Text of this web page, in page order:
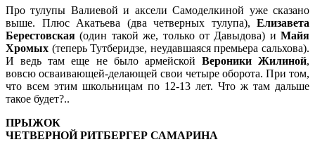
Про тулупы Валиевой и аксели Самоделкиной уже сказано
выше. Плюс Акатьева (два четверных тулупа), Елизавета
Берестовская (один такой же, только от Давыдова) и Майя
Хромых (теперь Тутберидзе, неудавшаяся премьера сальхова).
И ведь там еще не было армейской Вероники Жилиной,
вовсю осваивающей-делающей свои четыре оборота. При том,
что всем этим школьницам по 12-13 лет. Что ж там дальше
такое будет?..
ПРЫЖОК
ЧЕТВЕРНОЙ РИТБЕРГЕР САМАРИНА